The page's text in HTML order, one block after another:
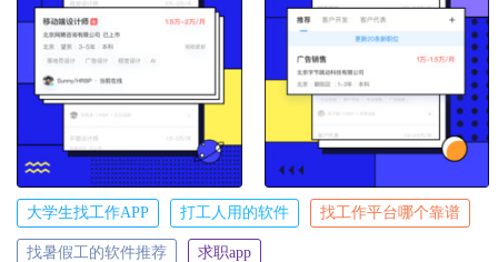
大学生找工作APP 打工人用的软件 找工作平台哪个靠谱
找暑假工的软件推荐 求职app